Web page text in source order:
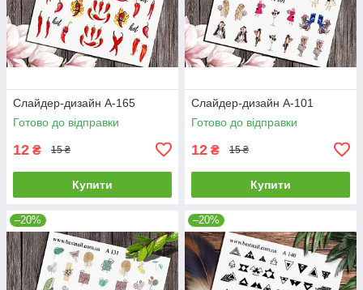
Слайдер-дизайн A-165
Готово до відправки
12 ₴ 15 ₴
Купити
Слайдер-дизайн A-101
Готово до відправки
12 ₴ 15 ₴
Купити
–20% –20%